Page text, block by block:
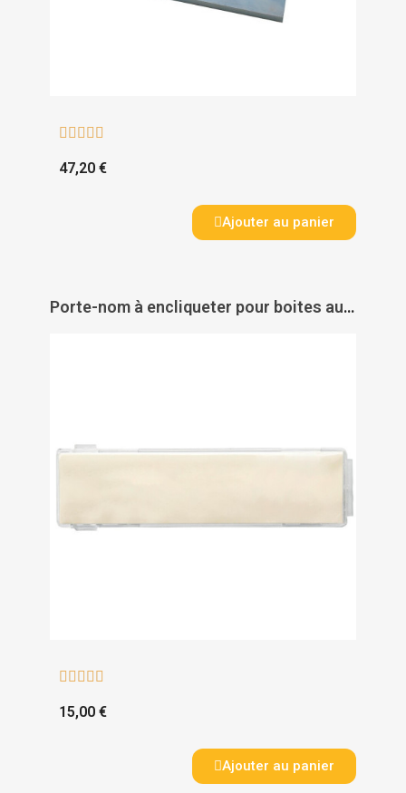
    
47,20 €
Ajouter au panier
Porte-nom à encliqueter pour boites aux lettres individuelles et ensembles collectifs Renz - RENZ
    
15,00 €
Ajouter au panier